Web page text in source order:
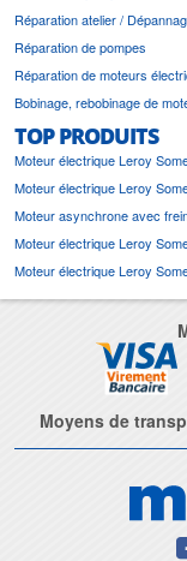
Réparation atelier /
Réparation de pompes
Réparation de moteurs
Bobinage, rebobinage de
TOP PRODUITS
Moteur électrique Leroy
Moteur électrique Leroy
Moteur asynchrone avec
Moteur électrique Leroy
Moteur électrique Leroy
Moyens de